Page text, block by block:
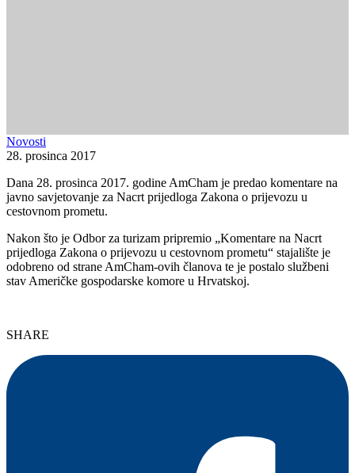
Novosti
28. prosinca 2017
Dana 28. prosinca 2017. godine AmCham je predao komentare na
javno savjetovanje za Nacrt prijedloga Zakona o prijevozu u
cestovnom prometu.
Nakon što je Odbor za turizam pripremio „Komentare na Nacrt
prijedloga Zakona o prijevozu u cestovnom prometu“ stajalište je
odobreno od strane AmCham-ovih članova te je postalo službeni
stav Američke gospodarske komore u Hrvatskoj.
SHARE